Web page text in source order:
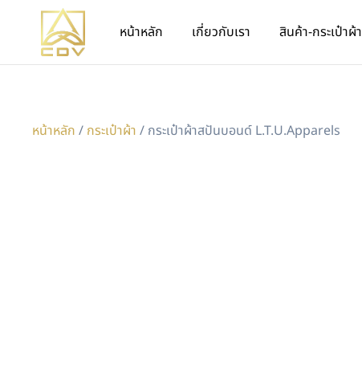
หน้าหลัก เกี่ยวกับเรา สินค้า-กระเป๋าผ้า
หน้าหลัก / กระเป๋าผ้า / กระเป๋าผ้าสปันบอนด์ L.T.U.Apparels